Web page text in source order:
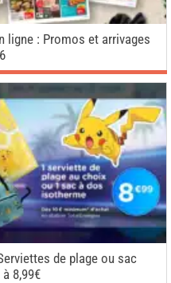
ligne : Promos et arrivages
de plage ou sac
8,99€